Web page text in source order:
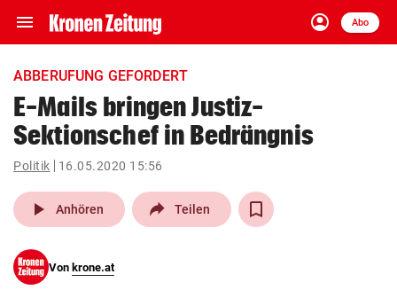
menu Navigation
ein-/ausklappen
account_circle
Anmelden
Abo
close Schließen
account_circle Anmelden
arrow_right
pin_drop
Wien arrow_right
ABBERUFUNG GEFORDERT
E-Mails bringen Justiz-
Sektionschef in Bedrängnis
Politik 16.05.2020 15:56
play_arrow Anhören Teilen
Von krone.at